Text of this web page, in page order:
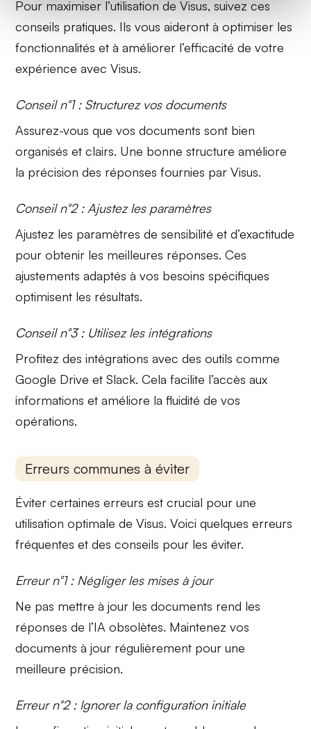
Pour maximiser l’utilisation de Visus, suivez ces
conseils pratiques. Ils vous aideront à optimiser les
fonctionnalités et à améliorer l’efficacité de votre
expérience avec Visus.
Conseil n°1 : Structurez vos documents
Assurez-vous que vos documents sont bien
organisés et clairs. Une bonne structure améliore
la précision des réponses fournies par Visus.
Conseil n°2 : Ajustez les paramètres
Ajustez les paramètres de sensibilité et d’exactitude
pour obtenir les meilleures réponses. Ces
ajustements adaptés à vos besoins spécifiques
optimisent les résultats.
Conseil n°3 : Utilisez les intégrations
Profitez desintégrations avec des outils comme
Google Drive et Slack. Cela facilite l’accès aux
informations et améliore la fluidité de vos
opérations.
Erreurs communes à éviter
Éviter certaines erreurs est crucial pour une
utilisation optimale de Visus. Voici quelques erreurs
fréquentes et des conseils pour les éviter.
Erreur n°1 : Négliger les mises à jour
Ne pas mettre à jour les documents rend les
réponses de l’IA obsolètes. Maintenez vos
documents à jour régulièrement pour une
meilleure précision.
Erreur n°2 : Ignorer la configuration initiale